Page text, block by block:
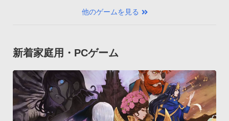
他のゲームを見る
新着家庭用・PCゲーム